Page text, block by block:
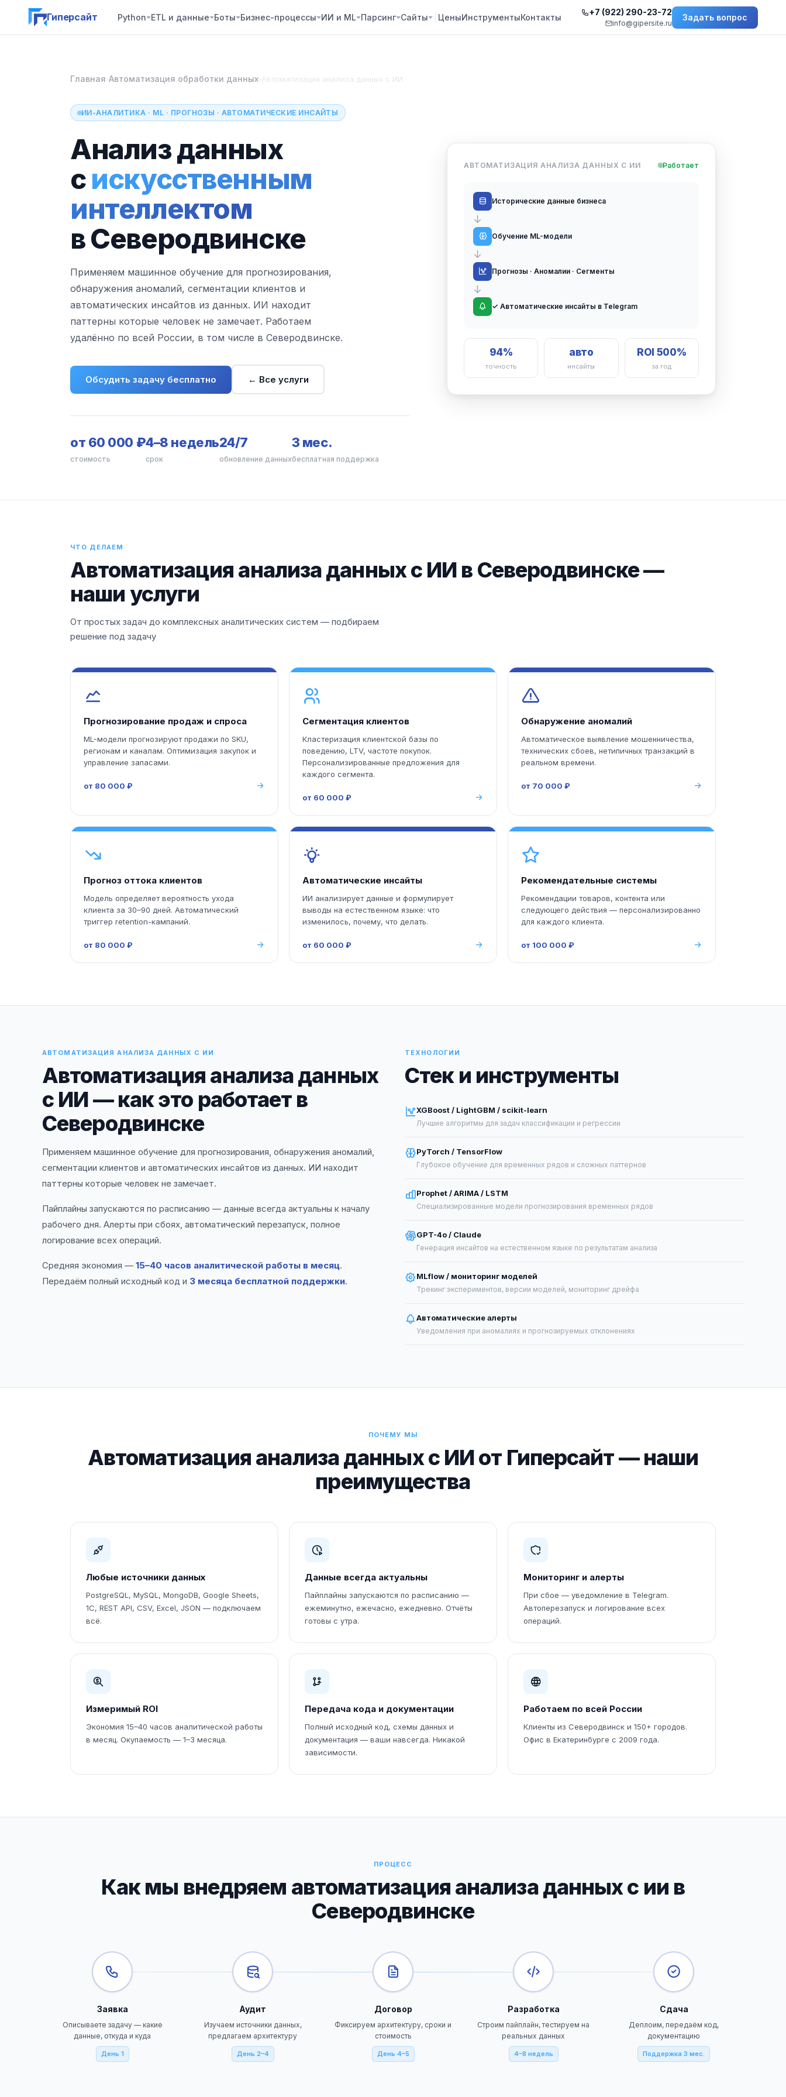
Гиперсайт Python ETL и данные Боты Бизнес-процессы ИИ и ML Парсинг Сайты ЦеныИнструментыКонтакты +7 (922) 290-23-72
info@gipersite.ru
Задать вопрос
Главная›Автоматизация обработки данных›Автоматизация анализа данных с ИИ
ИИ-АНАЛИТИКА · ML · ПРОГНОЗЫ · АВТОМАТИЧЕСКИЕ ИНСАЙТЫ
Анализ данных
сискусственным
интеллектом
в Северодвинске
Применяем машинное обучение для прогнозирования,
обнаружения аномалий, сегментации клиентов и
автоматических инсайтов из данных. ИИ находит
паттерны которые человек не замечает. Работаем
удалённо по всей России, в том числе в Северодвинске.
Обсудить задачу бесплатно ← Все услуги
от 60 000 ₽
стоимость
4–8 недель
срок
24/7
обновление данных
3 мес.
бесплатная поддержка
АВТОМАТИЗАЦИЯ АНАЛИЗА ДАННЫХ С ИИ Работает
Исторические данные бизнеса
↓
Обучение ML-модели
↓
Прогнозы · Аномалии · Сегменты
↓
✓ Автоматические инсайты в Telegram
94%
точность
авто
инсайты
ROI 500%
за год
ЧТО ДЕЛАЕМ
Автоматизация анализа данных с ИИ в Северодвинске —
наши услуги
От простых задач до комплексных аналитических систем — подбираем
решение под задачу
Прогнозирование продаж и спроса
ML-модели прогнозируют продажи по SKU,
регионам и каналам. Оптимизация закупок и
управление запасами.
от 80 000 ₽
Сегментация клиентов
Кластеризация клиентской базы по
поведению, LTV, частоте покупок.
Персонализированные предложения для
каждого сегмента.
от 60 000 ₽
Обнаружение аномалий
Автоматическое выявление мошенничества,
технических сбоев, нетипичных транзакций в
реальном времени.
от 70 000 ₽
Прогноз оттока клиентов
Модель определяет вероятность ухода
клиента за 30–90 дней. Автоматический
триггер retention-кампаний.
от 80 000 ₽
Автоматические инсайты
ИИ анализирует данные и формулирует
выводы на естественном языке: что
изменилось, почему, что делать.
от 60 000 ₽
Рекомендательные системы
Рекомендации товаров, контента или
следующего действия — персонализированно
для каждого клиента.
от 100 000 ₽
АВТОМАТИЗАЦИЯ АНАЛИЗА ДАННЫХ С ИИ
Автоматизация анализа данных
с ИИ — как это работает в
Северодвинске
Применяем машинное обучение для прогнозирования, обнаружения аномалий,
сегментации клиентов и автоматических инсайтов из данных. ИИ находит
паттерны которые человек не замечает.
Пайплайны запускаются по расписанию — данные всегда актуальны к началу
рабочего дня. Алерты при сбоях, автоматический перезапуск, полное
логирование всех операций.
Средняя экономия — 15–40 часов аналитической работы в месяц.
Передаём полный исходный код и 3 месяца бесплатной поддержки.
ТЕХНОЛОГИИ
Стек и инструменты
XGBoost / LightGBM / scikit-learn
Лучшие алгоритмы для задач классификации и регрессии
PyTorch / TensorFlow
Глубокое обучение для временных рядов и сложных паттернов
Prophet / ARIMA / LSTM
Специализированные модели прогнозирования временных рядов
GPT-4o / Claude
Генерация инсайтов на естественном языке по результатам анализа
MLflow / мониторинг моделей
Трекинг экспериментов, версии моделей, мониторинг дрейфа
Автоматические алерты
Уведомления при аномалиях и прогнозируемых отклонениях
ПОЧЕМУ МЫ
Автоматизация анализа данных с ИИ от Гиперсайт — наши
преимущества
Любые источники данных
PostgreSQL, MySQL, MongoDB, Google Sheets,
1С, REST API, CSV, Excel, JSON — подключаем
всё.
Данные всегда актуальны
Пайплайны запускаются по расписанию —
ежеминутно, ежечасно, ежедневно. Отчёты
готовы с утра.
Мониторинг и алерты
При сбое — уведомление в Telegram.
Автоперезапуск и логирование всех
операций.
Измеримый ROI
Экономия 15–40 часов аналитической работы
в месяц. Окупаемость — 1–3 месяца.
Передача кода и документации
Полный исходный код, схемы данных и
документация — ваши навсегда. Никакой
зависимости.
Работаем по всей России
Клиенты из Северодвинск и 150+ городов.
Офис в Екатеринбурге с 2009 года.
ПРОЦЕСС
Как мы внедряем автоматизация анализа данных с ии в
Северодвинске
Заявка
Описываете задачу — какие
данные, откуда и куда
День 1
Аудит
Изучаем источники данных,
предлагаем архитектуру
День 2–4
Договор
Фиксируем архитектуру, сроки и
стоимость
День 4–5
Разработка
Строим пайплайн, тестируем на
реальных данных
4–8 недель
Сдача
Деплоим, передаём код,
документацию
Поддержка 3 мес.